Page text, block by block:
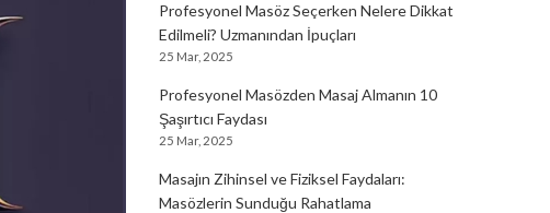
Profesyonel Masöz Seçerken Nelere Dikkat
Edilmeli? Uzmanından İpuçları
25 Mar, 2025
Profesyonel Masözden Masaj Almanın 10
Şaşırtıcı Faydası
25 Mar, 2025
Masajın Zihinsel ve Fiziksel Faydaları:
Masözlerin Sunduğu Rahatlama